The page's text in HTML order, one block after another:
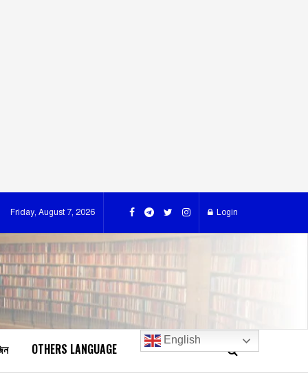
Friday, August 7, 2026 Login
OTHERS LANGUAGE
English